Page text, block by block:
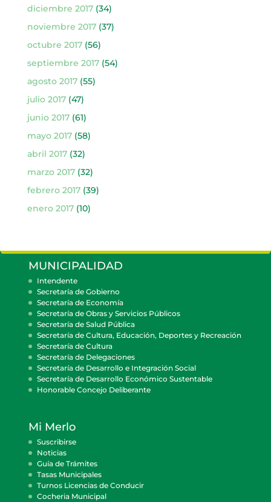
diciembre 2017(34)
noviembre 2017(37)
octubre 2017(56)
septiembre 2017(54)
agosto 2017(55)
julio 2017(47)
junio 2017(61)
mayo 2017(58)
abril 2017(32)
marzo 2017(32)
febrero 2017(39)
enero 2017(10)
MUNICIPALIDAD
Intendente
Secretaría de Gobierno
Secretaría de Economía
Secretaría de Obras y Servicios Públicos
Secretaría de Salud Pública
Secretaría de Cultura, Educación, Deportes y Recreación
Secretaría de Cultura
Secretaría de Delegaciones
Secretaría de Desarrollo e Integración Social
Secretaría de Desarrollo Económico Sustentable
Honorable Concejo Deliberante
Mi Merlo
Suscribirse
Noticias
Guía de Trámites
Tasas Municipales
Turnos Licencias de Conducir
Cocheria Municipal